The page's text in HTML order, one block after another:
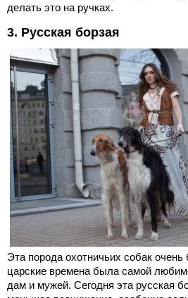
делать это на ручках.
3. Русская борзая
Эта порода охотничьих собак
царские времена была самой
дам и мужей. Сегодня эта русская